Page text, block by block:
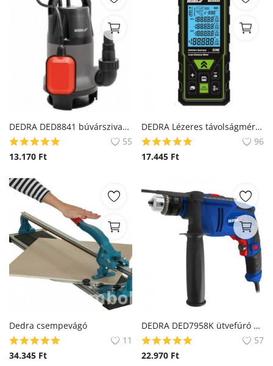
DEDRA DED8841 búvárszivattyú
55
13.170 Ft
DEDRA Lézeres távolságmérő MC0933
96
17.445 Ft
Dedra csempevágó
11
34.345 Ft
DEDRA DED7958K ütvefúró 700W
57
22.970 Ft